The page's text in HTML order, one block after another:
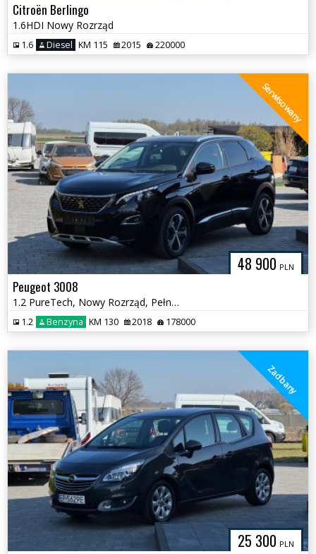
Citroën Berlingo
1.6HDI Nowy Rozrząd
1.6 Diesel KM 115 2015 220000
48 900 PLN
Serwisowany
Peugeot 3008
1.2 PureTech, Nowy Rozrząd, Pełna książka serwisowa
1.2 Benzyna KM 130 2018 178000
25 300 PLN
Zadbany